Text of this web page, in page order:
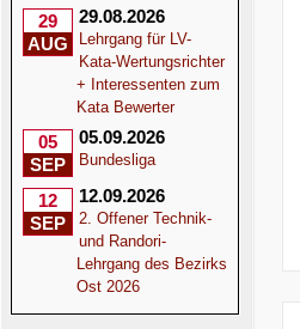
29
AUG
29.08.2026
Lehrgang für LV-
Kata-Wertungsrichter
+ Interessenten zum
Kata Bewerter
05
SEP
05.09.2026
Bundesliga
12
SEP
12.09.2026
2. Offener Technik-
und Randori-
Lehrgang des Bezirks
Ost 2026